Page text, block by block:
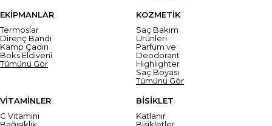
EKİPMANLAR
Termoslar
Direnç Bandı
Kamp Çadırı
Boks Eldiveni
Tümünü Gör
KOZMETİK
Saç Bakım
Ürünleri
Parfüm ve
Deodorant
Highlighter
Saç Boyası
Tümünü Gör
VİTAMİNLER
C Vitamini
Bağışıklık
BİSİKLET
Katlanır
Bisikletler